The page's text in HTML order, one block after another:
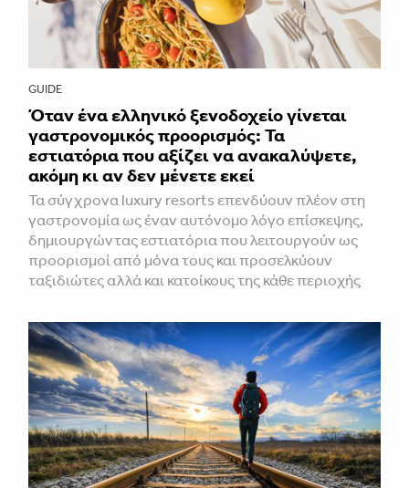
GUIDE
Όταν ένα ελληνικό ξενοδοχείο γίνεται
γαστρονομικός προορισμός: Τα
εστιατόρια που αξίζει να ανακαλύψετε,
ακόμη κι αν δεν μένετε εκεί
Τα σύγχρονα luxury resorts επενδύουν πλέον στη
γαστρονομία ως έναν αυτόνομο λόγο επίσκεψης,
δημιουργώντας εστιατόρια που λειτουργούν ως
προορισμοί από μόνα τους και προσελκύουν
ταξιδιώτες αλλά και κατοίκους της κάθε περιοχής